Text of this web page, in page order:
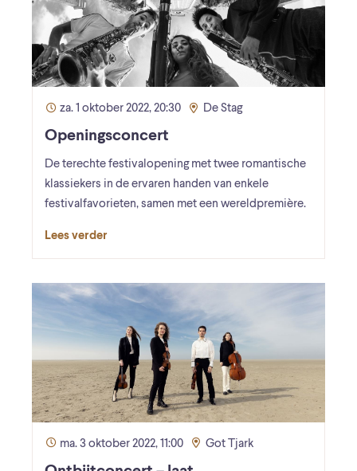
za. 1 oktober 2022, 20:30 De Stag
Openingsconcert
De terechte festivalopening met twee romantische
klassiekers in de ervaren handen van enkele
festivalfavorieten, samen met een wereldpremière.
Lees verder
ma. 3 oktober 2022, 11:00 Got Tjark